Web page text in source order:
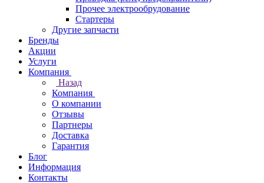
Прочее электрообрудование
Стартеры
Другие запчасти
Бренды
Акции
Услуги
Компания
Назад
Компания
О компании
Отзывы
Партнеры
Доставка
Гарантия
Блог
Информация
Контакты